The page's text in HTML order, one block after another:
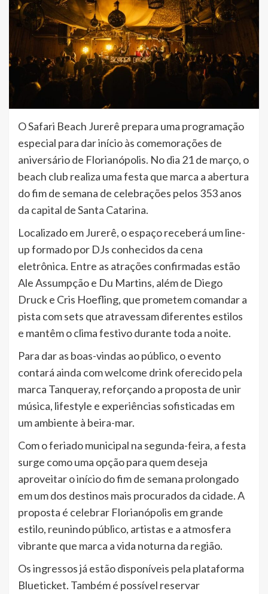
O Safari Beach Jurerê prepara uma programação
especial para dar início às comemorações de
aniversário de Florianópolis. No dia 21 de março, o
beach club realiza uma festa que marca a abertura
do fim de semana de celebrações pelos 353 anos
da capital de Santa Catarina.
Localizado em Jurerê, o espaço receberá um line-
up formado por DJs conhecidos da cena
eletrônica. Entre as atrações confirmadas estão
Ale Assumpção e Du Martins, além de Diego
Druck e Cris Hoefling, que prometem comandar a
pista com sets que atravessam diferentes estilos
e mantêm o clima festivo durante toda a noite.
Para dar as boas-vindas ao público, o evento
contará ainda com welcome drink oferecido pela
marca Tanqueray, reforçando a proposta de unir
música, lifestyle e experiências sofisticadas em
um ambiente à beira-mar.
Com o feriado municipal na segunda-feira, a festa
surge como uma opção para quem deseja
aproveitar o início do fim de semana prolongado
em um dos destinos mais procurados da cidade. A
proposta é celebrar Florianópolis em grande
estilo, reunindo público, artistas e a atmosfera
vibrante que marca a vida noturna da região.
Os ingressos já estão disponíveis pela plataforma
Blueticket. Também é possível reservar